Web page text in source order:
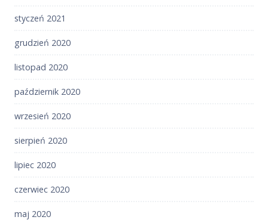
styczeń 2021
grudzień 2020
listopad 2020
październik 2020
wrzesień 2020
sierpień 2020
lipiec 2020
czerwiec 2020
maj 2020